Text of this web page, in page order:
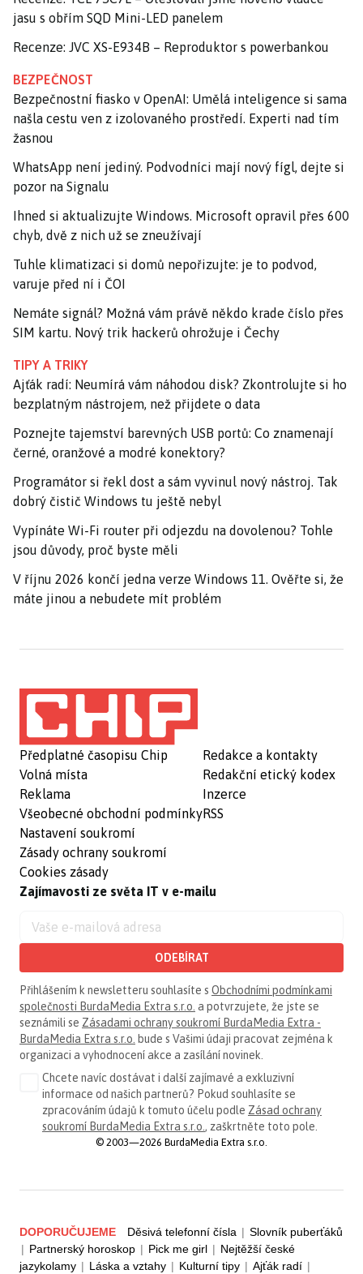
jasu s obřím SQD Mini-LED panelem
Recenze: JVC XS-E934B – Reproduktor s powerbankou
BEZPEČNOST
Bezpečnostní fiasko v OpenAI: Umělá inteligence si sama
našla cestu ven z izolovaného prostředí. Experti nad tím
žasnou
WhatsApp není jediný. Podvodníci mají nový fígl, dejte si
pozor na Signalu
Ihned si aktualizujte Windows. Microsoft opravil přes 600
chyb, dvě z nich už se zneužívají
Tuhle klimatizaci si domů nepořizujte: je to podvod,
varuje před ní i ČOI
Nemáte signál? Možná vám právě někdo krade číslo přes
SIM kartu. Nový trik hackerů ohrožuje i Čechy
TIPY A TRIKY
Ajťák radí: Neumírá vám náhodou disk? Zkontrolujte si ho
bezplatným nástrojem, než přijdete o data
Poznejte tajemství barevných USB portů: Co znamenají
černé, oranžové a modré konektory?
Programátor si řekl dost a sám vyvinul nový nástroj. Tak
dobrý čistič Windows tu ještě nebyl
Vypínáte Wi-Fi router při odjezdu na dovolenou? Tohle
jsou důvody, proč byste měli
V říjnu 2026 končí jedna verze Windows 11. Ověřte si, že
máte jinou a nebudete mít problém
Předplatné časopisu Chip
Volná místa
Reklama
Všeobecné obchodní podmínky
Nastavení soukromí
Zásady ochrany soukromí
Cookies zásady
Redakce a kontakty
Redakční etický kodex
Inzerce
RSS
Zajímavosti ze světa IT v e-mailu
ODEBÍRAT
Přihlášením k newsletteru souhlasíte s Obchodními podmínkami
společnosti BurdaMedia Extra s.r.o. a potvrzujete, že jste se
seznámili se Zásadami ochrany soukromí BurdaMedia Extra -
BurdaMedia Extra s.r.o. bude s Vašimi údaji pracovat zejména k
organizaci a vyhodnocení akce a zasílání novinek.
Chcete navíc dostávat i další zajímavé a exkluzivní
informace od našich partnerů? Pokud souhlasíte se
zpracováním údajů k tomuto účelu podle Zásad ochrany
soukromí BurdaMedia Extra s.r.o., zaškrtněte toto pole.
© 2003—2026 BurdaMedia Extra s.r.o.
DOPORUČUJEME Děsivá telefonní čísla | Slovník puberťáků
| Partnerský horoskop | Pick me girl | Nejtěžší české
jazykolamy | Láska a vztahy | Kulturní tipy | Ajťák radí |